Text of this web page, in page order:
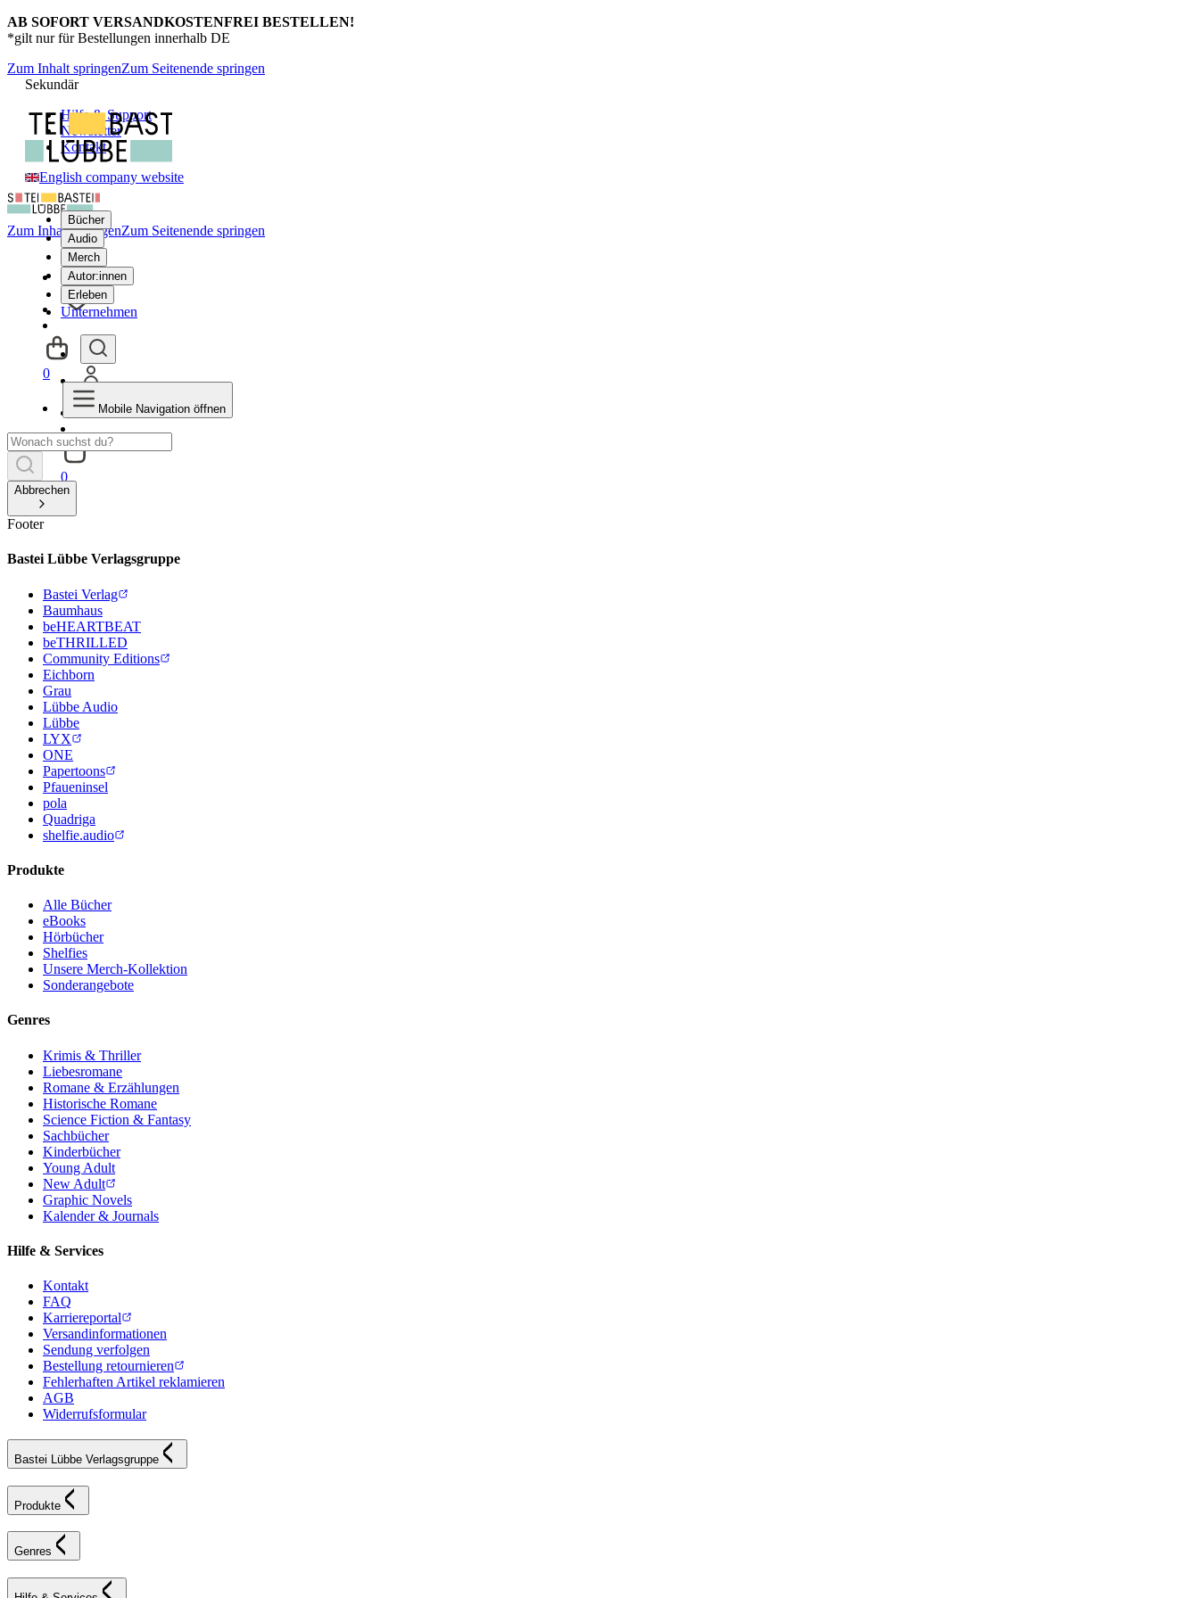
AB SOFORT VERSANDKOSTENFREI BESTELLEN!
*gilt nur für Bestellungen innerhalb DE
Zum Inhalt springenZum Seitenende springen
Sekundär
Hilfe & Support
Newsletter
Kontakt
English company website
Bücher
Audio
Merch
Autor:innen
Erleben
Unternehmen
0
Zum Inhalt springenZum Seitenende springen
0
Mobile Navigation öffnen
Abbrechen
Footer
Bastei Lübbe Verlagsgruppe
Bastei Verlag
Baumhaus
beHEARTBEAT
beTHRILLED
Community Editions
Eichborn
Grau
Lübbe Audio
Lübbe
LYX
ONE
Papertoons
Pfaueninsel
pola
Quadriga
shelfie.audio
Produkte
Alle Bücher
eBooks
Hörbücher
Shelfies
Unsere Merch-Kollektion
Sonderangebote
Genres
Krimis & Thriller
Liebesromane
Romane & Erzählungen
Historische Romane
Science Fiction & Fantasy
Sachbücher
Kinderbücher
Young Adult
New Adult
Graphic Novels
Kalender & Journals
Hilfe & Services
Kontakt
FAQ
Karriereportal
Versandinformationen
Sendung verfolgen
Bestellung retournieren
Fehlerhaften Artikel reklamieren
AGB
Widerrufsformular
Bastei Lübbe Verlagsgruppe
Produkte
Genres